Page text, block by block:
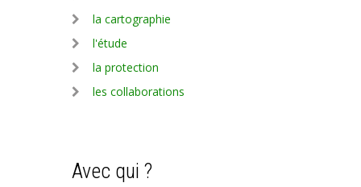
la cartographie
l'étude
la protection
les collaborations
Avec qui ?